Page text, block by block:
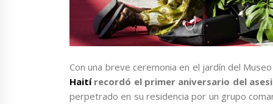
Con una breve ceremonia en el jardín del
Haití recordó el primer aniversario del
perpetrado en su residencia por un grupo